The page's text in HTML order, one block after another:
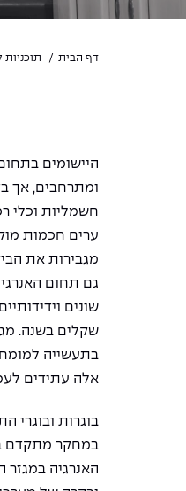
דף הבית תוכניות
היישומים
ומתרחבים, אך
חשמליות וכלי
ערים חכמות
מגבירות את
גם תחום
שונים
שקלים בשנה.
בתעשייה
אלה עתידים
בוגרות ובוגרי
במחקר מתקדם
האנרגיה במגזר